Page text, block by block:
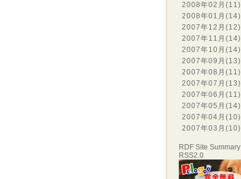
2008年02月 (11)
2008年01月 (14)
2007年12月 (12)
2007年11月 (14)
2007年10月 (14)
2007年09月 (13)
2007年08月 (11)
2007年07月 (13)
2007年06月 (11)
2007年05月 (14)
2007年04月 (10)
2007年03月 (10)
RDF Site Summary
RSS2.0